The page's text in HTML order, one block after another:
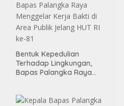
Bentuk Kepedulian
Terhadap Lingkungan,
Bapas Palangka Raya
ke-81